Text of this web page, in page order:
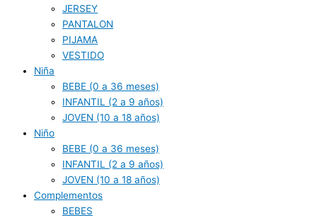
JERSEY
PANTALON
PIJAMA
VESTIDO
Niña
BEBE (0 a 36 meses)
INFANTIL (2 a 9 años)
JOVEN (10 a 18 años)
Niño
BEBE (0 a 36 meses)
INFANTIL (2 a 9 años)
JOVEN (10 a 18 años)
Complementos
BEBES